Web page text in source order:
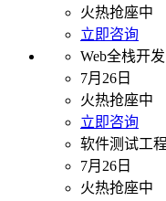
火热抢座中
立即咨询
Web全栈开发
7月26日
火热抢座中
立即咨询
软件测试工
7月26日
火热抢座中